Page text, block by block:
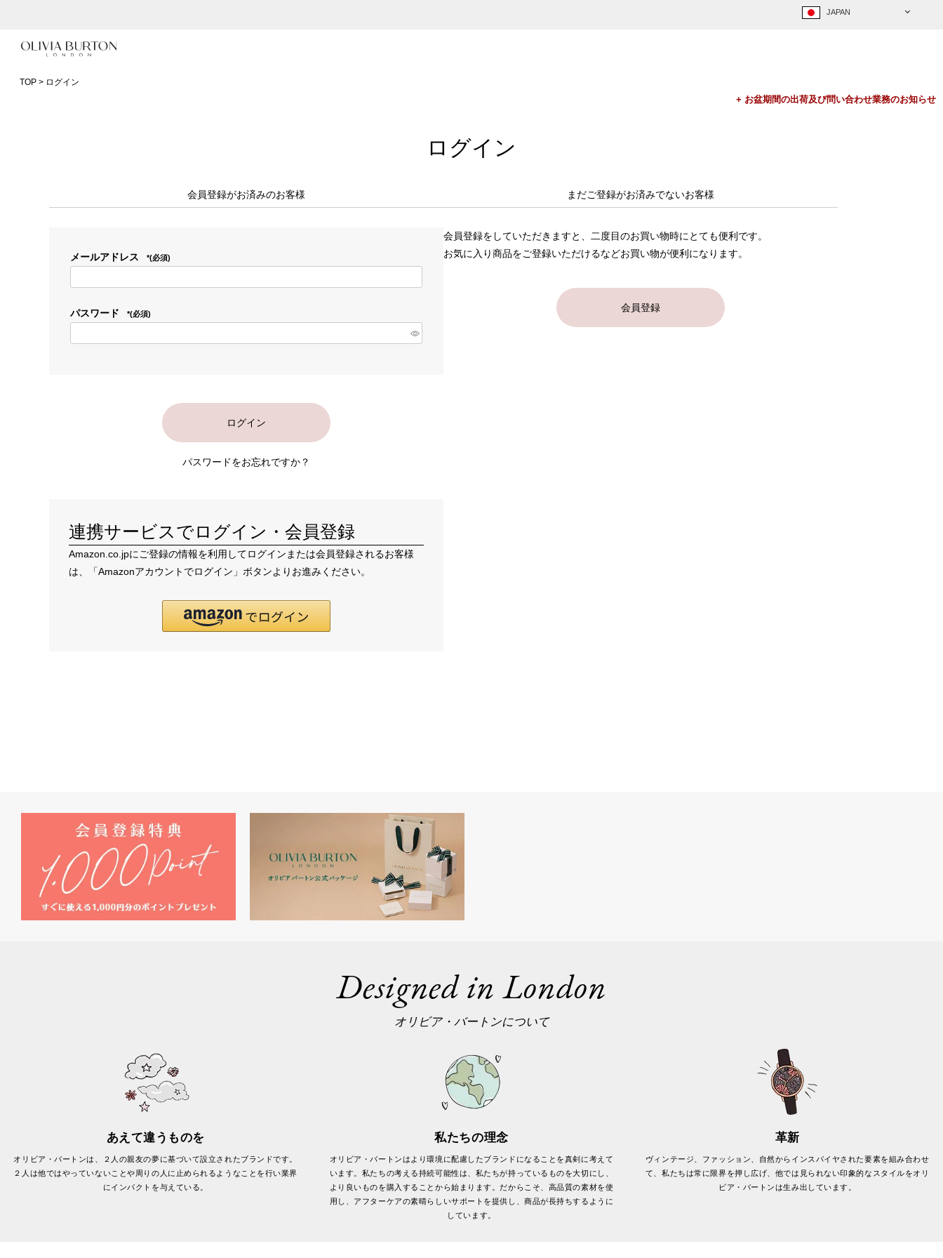
公式パッケージでお届け
TOP ログイン
ログイン
会員登録がお済みのお客様
メールアドレス (必須)
パスワード (必須)
ログイン
パスワードをお忘れですか？
連携サービスでログイン・会員登録
Amazon.co.jpにご登録の情報を利用してログインまたは会員登録されるお客様
は、「Amazonアカウントでログイン」ボタンよりお進みください。
まだご登録がお済みでないお客様
会員登録をしていただきますと、二度目のお買い物時にとても便利です。
お気に入り商品をご登録いただけるなどお買い物が便利になります。
会員登録
Designed in London
オリビア・バートンについて
あえて違うものを
オリビア・バートンは、２人の親友の夢に基づいて設立されたブランドです。
２人は他ではやっていないことや周りの人に止められるようなことを行い業界
にインパクトを与えている。
私たちの理念
オリビア・バートンはより環境に配慮したブランドになることを真剣に考えて
います。私たちの考える持続可能性は、私たちが持っているものを大切にし、
より良いものを購入することから始まります。だからこそ、高品質の素材を使
用し、アフターケアの素晴らしいサポートを提供し、商品が長持ちするように
しています。
革新
ヴィンテージ、ファッション、自然からインスパイヤされた要素を組み合わせ
て、私たちは常に限界を押し広げ、他では見られない印象的なスタイルをオリ
ビア・バートンは生み出しています。